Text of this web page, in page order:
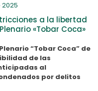
a la libertad
«Tobar Coca»
“Tobar Coca” de
de las
al
por delitos